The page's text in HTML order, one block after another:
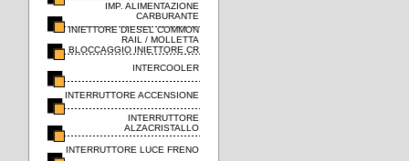
IMP. ALIMENTAZIONE
CARBURANTE
INIETTORE DIESEL COMMON
RAIL / MOLLETTA
BLOCCAGGIO INIETTORE CR
INTERCOOLER
INTERRUTTORE ACCENSIONE
INTERRUTTORE
ALZACRISTALLO
INTERRUTTORE LUCE FRENO